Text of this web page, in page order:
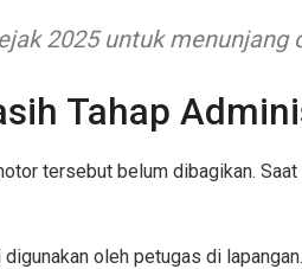
2025 untuk menunjang
Tahap
tersebut belum dibagikan.
oleh petugas di